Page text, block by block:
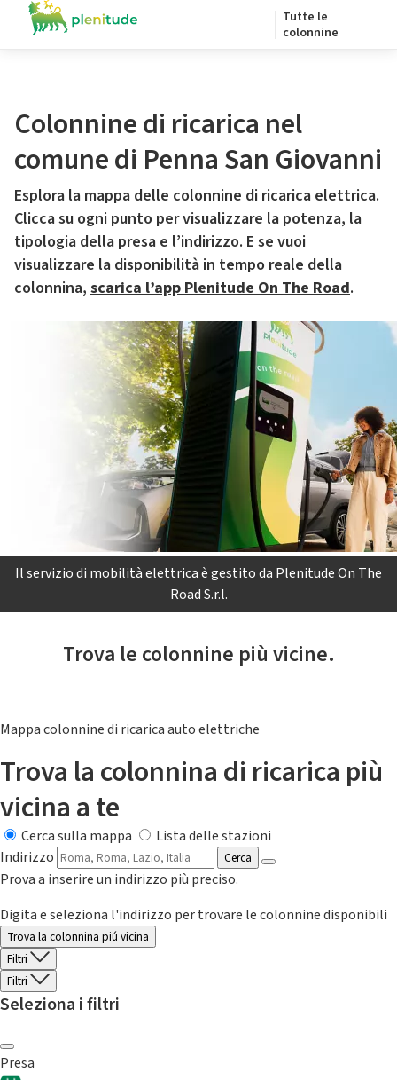
Tutte le
colonnine
Colonnine di ricarica nel
comune di Penna San Giovanni
Esplora la mappa delle colonnine di ricarica elettrica.
Clicca su ogni punto per visualizzare la potenza, la
tipologia della presa e l’indirizzo. E se vuoi
visualizzare la disponibilità in tempo reale della
colonnina, scarica l’app Plenitude On The Road.
Il servizio di mobilità elettrica è gestito da Plenitude On The
Road S.r.l.
Trova le colonnine più vicine.
Mappa colonnine di ricarica auto elettriche
Trova la colonnina di ricarica più
vicina a te
Cerca sulla mappa
Lista delle stazioni
Indirizzo
Cerca
Prova a inserire un indirizzo più preciso.
Digita e seleziona l'indirizzo per trovare le colonnine disponibili
Trova la colonnina piú vicina
Filtri
Filtri
Seleziona i filtri
Presa